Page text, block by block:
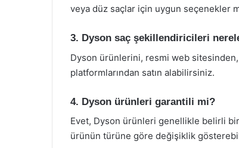
veya düz saçlar için uygun seçenekler
3. Dyson saç şekillendiricileri
Dyson ürünlerini, resmi web
platformlarından satın alabilirsiniz.
4. Dyson ürünleri garantili mi?
Evet, Dyson ürünleri genellikle belirli
ürünün türüne göre değişiklik